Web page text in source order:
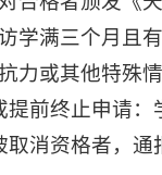
学满三个月且
力或其他特殊
前终止申请：
消资格者，通